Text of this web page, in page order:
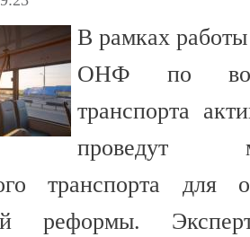
В рамках
ОНФ по
транспорта
проведут
транспорта для
реформы.